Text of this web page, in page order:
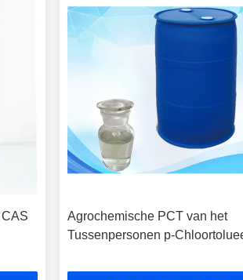
Agrochemische PCT van het
Tussenpersonen p-